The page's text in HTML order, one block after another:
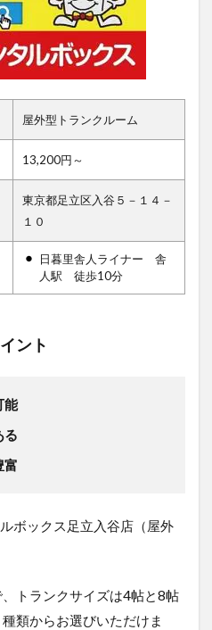
屋外型トランクルーム
13,200円～
東京都足立区入谷５－１４－
１０
日暮里舎人ライナー 舎
人駅 徒歩10分
ント
能
る
富
ボックス足立入谷店（屋外
トランクサイズは4帖と8帖
類からお選びいただけま